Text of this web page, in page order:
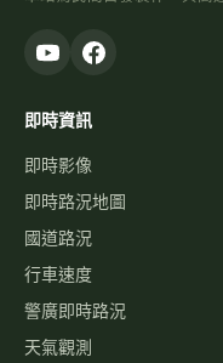
國道壅塞排行
國1路況
國3路況
國5路況
今日國道車禍
服務
國道事故影像資料庫